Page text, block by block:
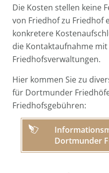
Die Kosten stellen keine
von Friedhof zu Friedhof
konkretere
die Kontaktaufnahme
Friedhofsverwaltungen.
Hier kommen Sie zu
für Dortmunder
Friedhofsgebühren:
Dortmunder